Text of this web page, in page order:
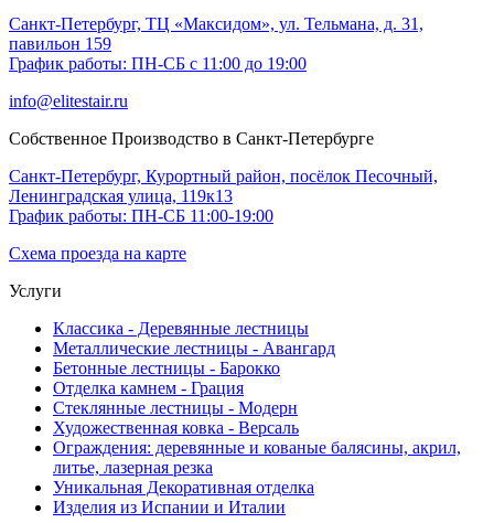
Санкт-Петербург, ТЦ «Максидом», ул. Тельмана, д. 31,
павильон 159
График работы: ПН-СБ с 11:00 до 19:00
info@elitestair.ru
Собственное Производство в Санкт-Петербурге
Санкт-Петербург, Курортный район, посёлок Песочный,
Ленинградская улица, 119к13
График работы: ПН-СБ 11:00-19:00
Схема проезда на карте
Услуги
Классика - Деревянные лестницы
Металлические лестницы - Авангард
Бетонные лестницы - Барокко
Отделка камнем - Грация
Стеклянные лестницы - Модерн
Художественная ковка - Версаль
Ограждения: деревянные и кованые балясины, акрил,
литье, лазерная резка
Уникальная Декоративная отделка
Изделия из Испании и Италии